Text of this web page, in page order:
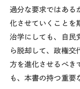
過分な要求ではある
化させていくことを
治学にしても、自民
ら脱却して、政権交
方を進化させるべき
も、本書の持つ重要